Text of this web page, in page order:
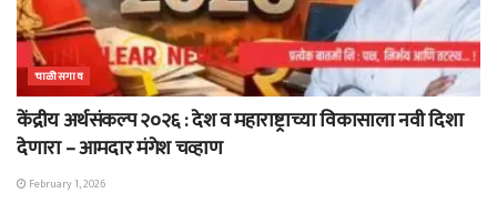
चाळीसगाव
केंद्रीय अर्थसंकल्प २०२६ : देश व महाराष्ट्राच्या विकासाला नवी दिशा
देणारा – आमदार मंगेश चव्हाण
February 1, 2026